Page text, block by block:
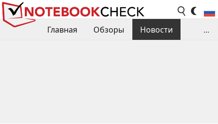
Главная Обзоры
Новости
...